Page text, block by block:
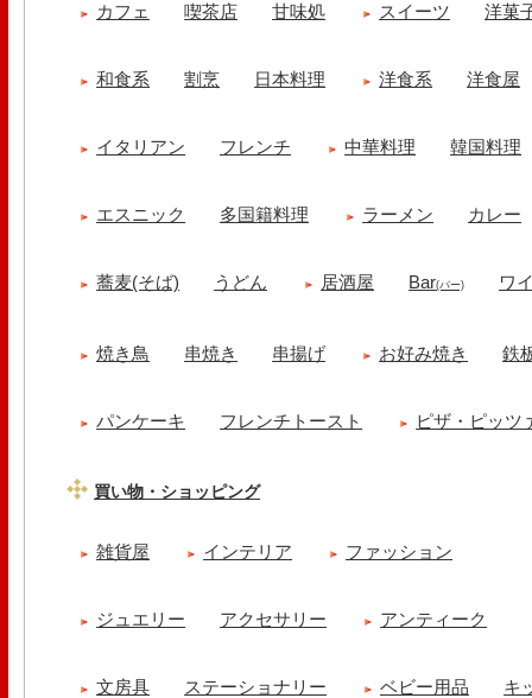
カフェ 喫茶店 甘味処 スイーツ 洋菓
和食系 割烹 日本料理 洋食系 洋食屋
イタリアン フレンチ 中華料理 韓国料理
エスニック 多国籍料理 ラーメン カレー
蕎麦(そば) うどん 居酒屋 Bar(バー) ワ
焼き鳥 串焼き 串揚げ お好み焼き 鉄
パンケーキ フレンチトースト ピザ・ピッツ
買い物・ショッピング
雑貨屋 インテリア ファッション
ジュエリー アクセサリー アンティーク
文房具 ステーショナリー ベビー用品 キ